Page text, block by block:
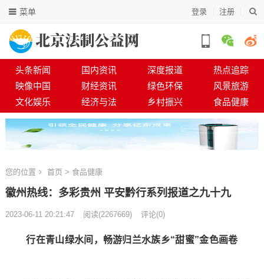
登录 注册
菜单
头条新闻 国内资讯 深度报道
热点追踪
映像中国
财经资讯 绿色环保
风景旅游
文化娱乐
经济与法 乡村振兴 食品健康
您的位置 首页 > 食品健康
徽州热线：多彩贵州 平安黔行系列报道之九十九
2023-06-11 20:21:47 阅读(2267669) 评论(0)
行在青山绿水间，畅游归兰水族乡“甜蜜”金色画卷